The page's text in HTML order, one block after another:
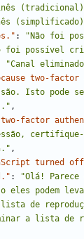
: "Não foi
foi possível
"Canal
two-
Isto pode
,
factor
,
turned
:
"Olá!
eles podem
de
a lista de